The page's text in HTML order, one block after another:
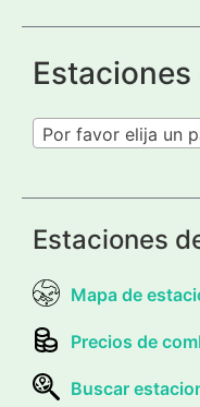
Estaciones
Por favor elija un
Estaciones
Mapa de
Precios de
Buscar